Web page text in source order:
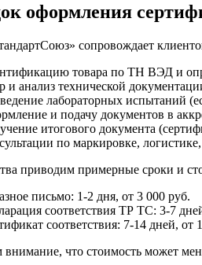
оформления
сопровождает
товара по ТН ВЭД и
и анализ технической
лабораторных испытаний
и подачу документов в
итогового документа
по маркировке,
приводим примерные сроки и
письмо: 1-2 дня, от 3 000 руб.
соответствия ТР ТС: 3-7
соответствия: 7-14 дней,
что стоимость может